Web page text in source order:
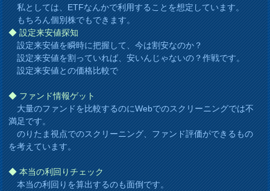
私としては、ETFなんかで利用することを想定しています。
もちろん個別株でもできます。
◆ 設定来安値探知
設定来安値を瞬時に把握して、今は割安なのか？
設定来安値を割っていれば、安いんじゃないの？作戦です。
設定来安値との価格比較で
◆ ファンド情報ゲット
大量のファンドを比較するのにWebでのスクリーニングでは不
満足です。
のりたま視点でのスクリーニング、ファンド評価ができるもの
を考えています。
◆ 本当の利回りチェック
本当の利回りを算出するのも面倒です。